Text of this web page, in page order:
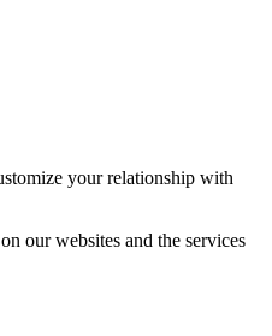
your relationship with
our websites and the services